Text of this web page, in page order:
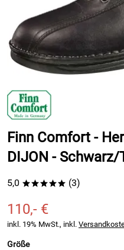
Finn Comfort -
DIJON - Schwarz/
5,0 ***** (3)
110,- €
inkl. 19% MwSt., inkl.
Größe